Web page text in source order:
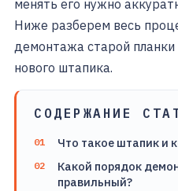
менять его нужно
Ниже разберем весь
демонтажа старой
нового штапика.
СОДЕРЖАНИЕ
Что такое штапик и
Какой порядок
правильный?